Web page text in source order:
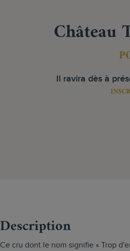
Château
Il ravira dès à
Description
Ce cru dont le nom signifie « Trop